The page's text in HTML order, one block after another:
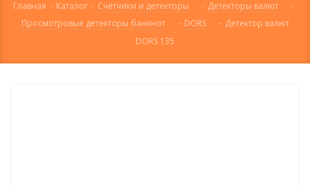
Главная - Каталог - Счётчики и детекторы - Детекторы валют
-
Просмотровые детекторы банкнот
- DORS - Детектор валют
DORS 135